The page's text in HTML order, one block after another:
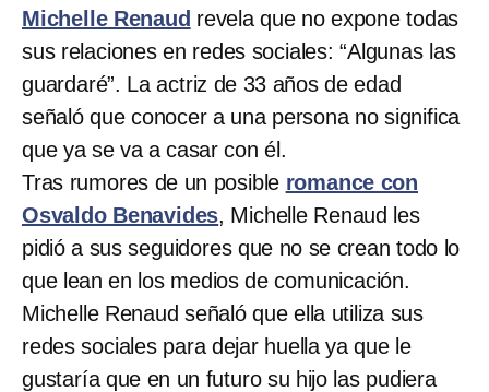
Michelle Renaud revela que no expone todas
sus relaciones en redes sociales: “Algunas las
guardaré”. La actriz de 33 años de edad
señaló que conocer a una persona no significa
que ya se va a casar con él.
Tras rumores de un posible romance con
Osvaldo Benavides, Michelle Renaud les
pidió a sus seguidores que no se crean todo lo
que lean en los medios de comunicación.
Michelle Renaud señaló que ella utiliza sus
redes sociales para dejar huella ya que le
gustaría que en un futuro su hijo las pudiera